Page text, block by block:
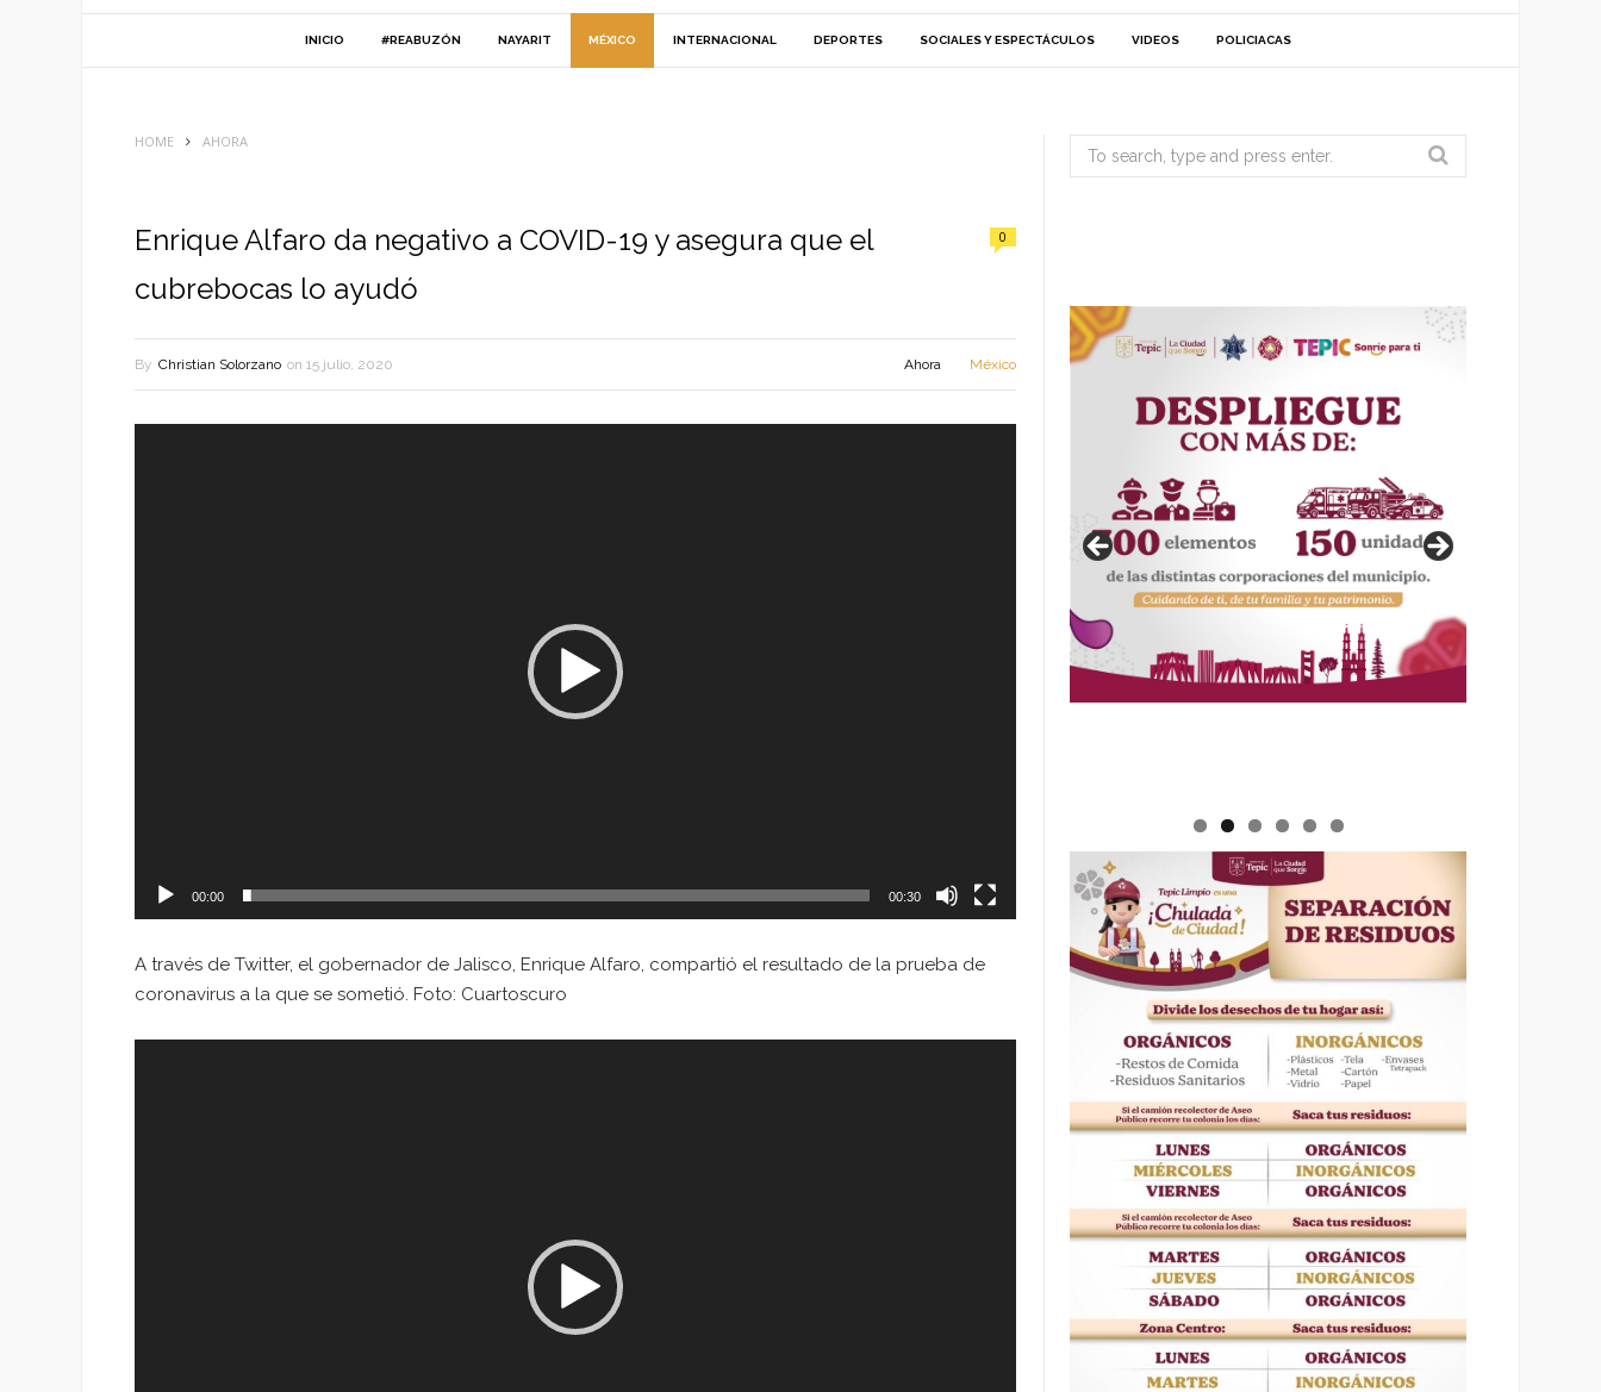
INICIO #REABUZÓN NAYARIT MÉXICO INTERNACIONAL DEPORTES SOCIALES Y ESPECTÁCULOS VIDEOS POLICIACAS
HOME AHORA
Enrique Alfaro da negativo a COVID-19 y asegura que el
cubrebocas lo ayudó
0
By Christian Solorzano on 15 julio, 2020 Ahora México
00:00 00:30
A través de Twitter, el gobernador de Jalisco, Enrique Alfaro, compartió el resultado de la prueba de
coronavirus a la que se sometió. Foto: Cuartoscuro
Search
for: